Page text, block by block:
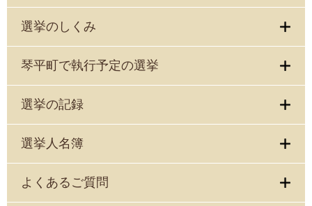
選挙のしくみ
琴平町で執行予定の選挙
選挙の記録
選挙人名簿
よくあるご質問